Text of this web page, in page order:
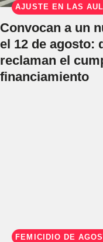
AJUSTE EN LAS
Convocan a un
el 12 de agosto:
reclaman el
financiamiento
FEMICIDIO DE